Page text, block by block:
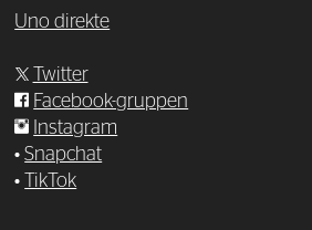
Uno direkte
Twitter
Facebook-gruppen
Instagram
•Snapchat
•
TikTok